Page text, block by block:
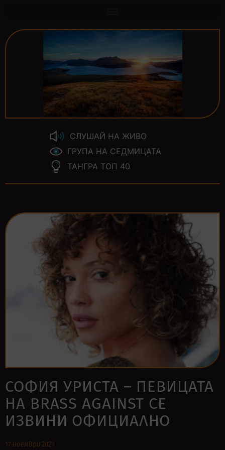
СЛУШАЙ НА ЖИВО
ГРУПА НА СЕДМИЦАТА
ТАНГРА ТОП 40
СОФИЯ УРИСТА – ПЕВИЦАТА
НА BRASS AGAINST СЕ
ИЗВИНИ ОФИЦИАЛНО
17 ноември 2021